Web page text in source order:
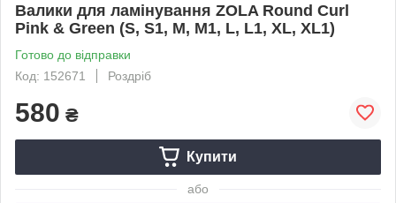
Валики для ламінування ZOLA Round Curl
Pink & Green (S, S1, M, M1, L, L1, XL, XL1)
Готово до відправки
Код: 152671
Роздріб
580 ₴
Купити
або